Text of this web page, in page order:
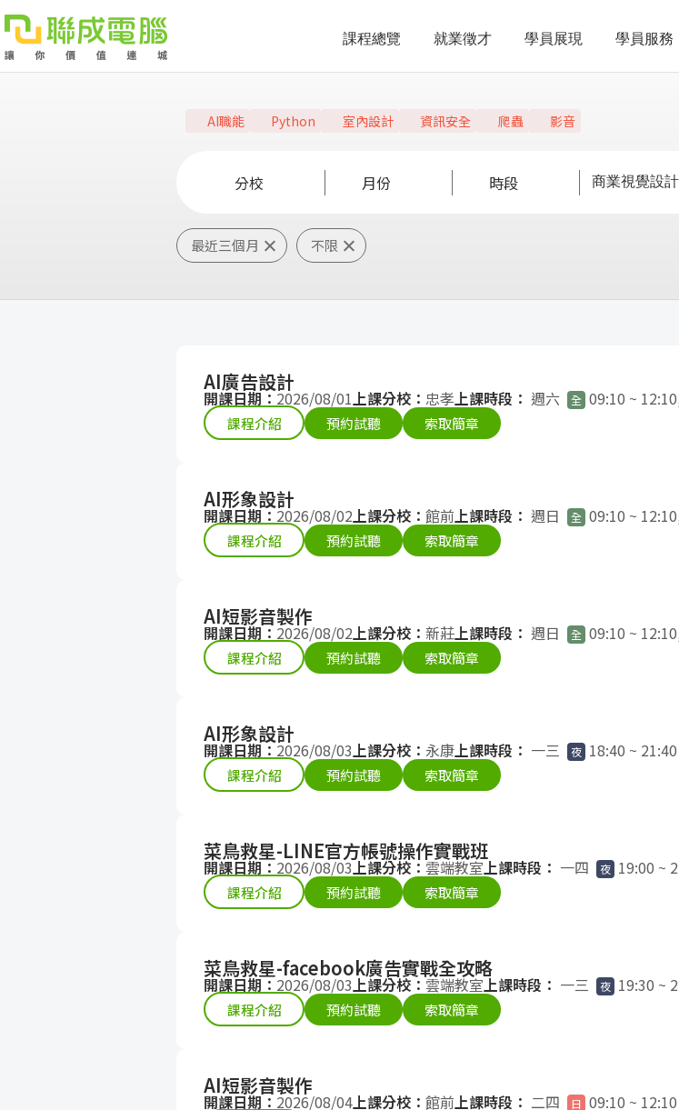
課
現
服
選
關
學員服務
學員展現
就業徵才
課程總覽
AI職能 Python 室內設計 資訊安全 爬蟲 影音
分校 月份 時段
最近三個月 不限
AI廣告設計
開課日期：2026/08/01上課分校： 忠孝上課時段： 週六 全 09:10 ~
課程介紹 預約試聽 索取簡章
AI形象設計
開課日期：2026/08/02上課分校： 館前上課時段： 週日 全 09:10 ~
課程介紹 預約試聽 索取簡章
AI短影音製作
開課日期：2026/08/02上課分校： 新莊上課時段： 週日 全 09:10 ~
課程介紹 預約試聽 索取簡章
AI形象設計
開課日期：2026/08/03上課分校： 永康上課時段： 一三 夜 18:40 ~ 21:40
課程介紹 預約試聽 索取簡章
菜鳥救星-LINE官方帳號操作實戰班
開課日期：2026/08/03上課分校： 雲端教室上課時段： 一四 夜 19:00 ~
課程介紹 預約試聽 索取簡章
菜鳥救星-facebook廣告實戰全攻略
開課日期：2026/08/03上課分校：雲端教室上課時段： 一三 夜 19:30 ~
課程介紹 預約試聽 索取簡章
AI短影音製作
開課日期：2026/08/04上課分校： 館前上課時段： 二四 日 09:10 ~ 12:10